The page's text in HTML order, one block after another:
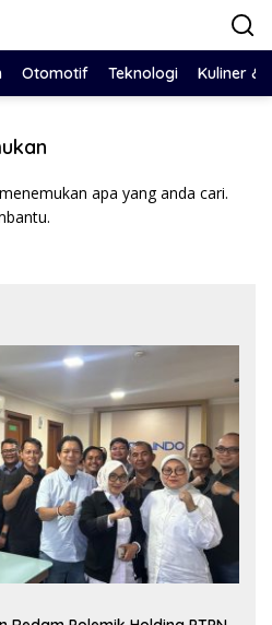
Otomotif Teknologi Kuliner &
apa yang anda cari.